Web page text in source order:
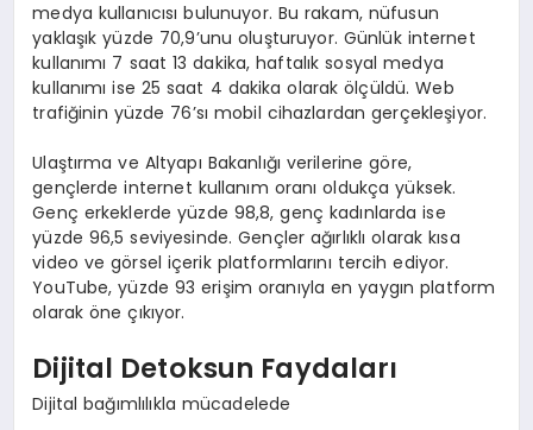
medya kullanıcısı bulunuyor. Bu rakam, nüfusun
yaklaşık yüzde 70,9’unu oluşturuyor. Günlük internet
kullanımı 7 saat 13 dakika, haftalık sosyal medya
kullanımı ise 25 saat 4 dakika olarak ölçüldü. Web
trafiğinin yüzde 76’sı mobil cihazlardan gerçekleşiyor.
Ulaştırma ve Altyapı Bakanlığı verilerine göre,
gençlerde internet kullanım oranı oldukça yüksek.
Genç erkeklerde yüzde 98,8, genç kadınlarda ise
yüzde 96,5 seviyesinde. Gençler ağırlıklı olarak kısa
video ve görsel içerik platformlarını tercih ediyor.
YouTube, yüzde 93 erişim oranıyla en yaygın platform
olarak öne çıkıyor.
Dijital Detoksun Faydaları
Dijital bağımlılıkla mücadelede